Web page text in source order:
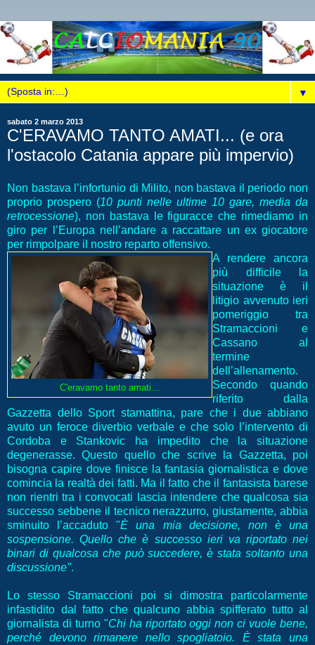
▼
sabato 2 marzo 2013
C'ERAVAMO TANTO AMATI... (e ora
l'ostacolo Catania appare più impervio)
Non bastava l’infortunio di Milito, non bastava il periodo non
proprio prospero (10 punti nelle ultime 10 gare, media da
retrocessione), non bastava le figuracce che rimediamo in
giro per l’Europa nell’andare a raccattare un ex giocatore
per rimpolpare il nostro reparto offensivo.
C'eravamo tanto amati...
A rendere ancora
più difficile la
situazione è il
litigio avvenuto ieri
pomeriggio tra
Stramaccioni e
Cassano al
termine
dell’allenamento.
Secondo quando
riferito dalla
Gazzetta dello Sport stamattina, pare che i due abbiano
avuto un feroce diverbio verbale e che solo l’intervento di
Cordoba e Stankovic ha impedito che la situazione
degenerasse. Questo quello che scrive la Gazzetta, poi
bisogna capire dove finisce la fantasia giornalistica e dove
comincia la realtà dei fatti. Ma il fatto che il fantasista barese
non rientri tra i convocati lascia intendere che qualcosa sia
successo sebbene il tecnico nerazzurro, giustamente, abbia
sminuito l’accaduto "È una mia decisione, non è una
sospensione. Quello che è successo ieri va riportato nei
binari di qualcosa che può succedere, è stata soltanto una
discussione".
Lo stesso Stramaccioni poi si dimostra particolarmente
infastidito dal fatto che qualcuno abbia spifferato tutto al
giornalista di turno "Chi ha riportato oggi non ci vuole bene,
perché devono rimanere nello spogliatoio. È stata una